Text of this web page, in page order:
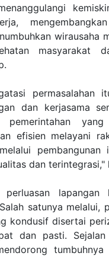
wirausaha
masyarakat
permasalahan
dan kerjasama
pemerintahan
efisien melayani
pembangunan
dan terintegrasi,"
perluasan lapangan
satunya melalui,
kondusif disertai
dan pasti.
tumbuhnya